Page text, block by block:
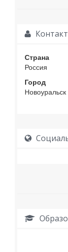
Страна
Россия
Город
Новоуральск